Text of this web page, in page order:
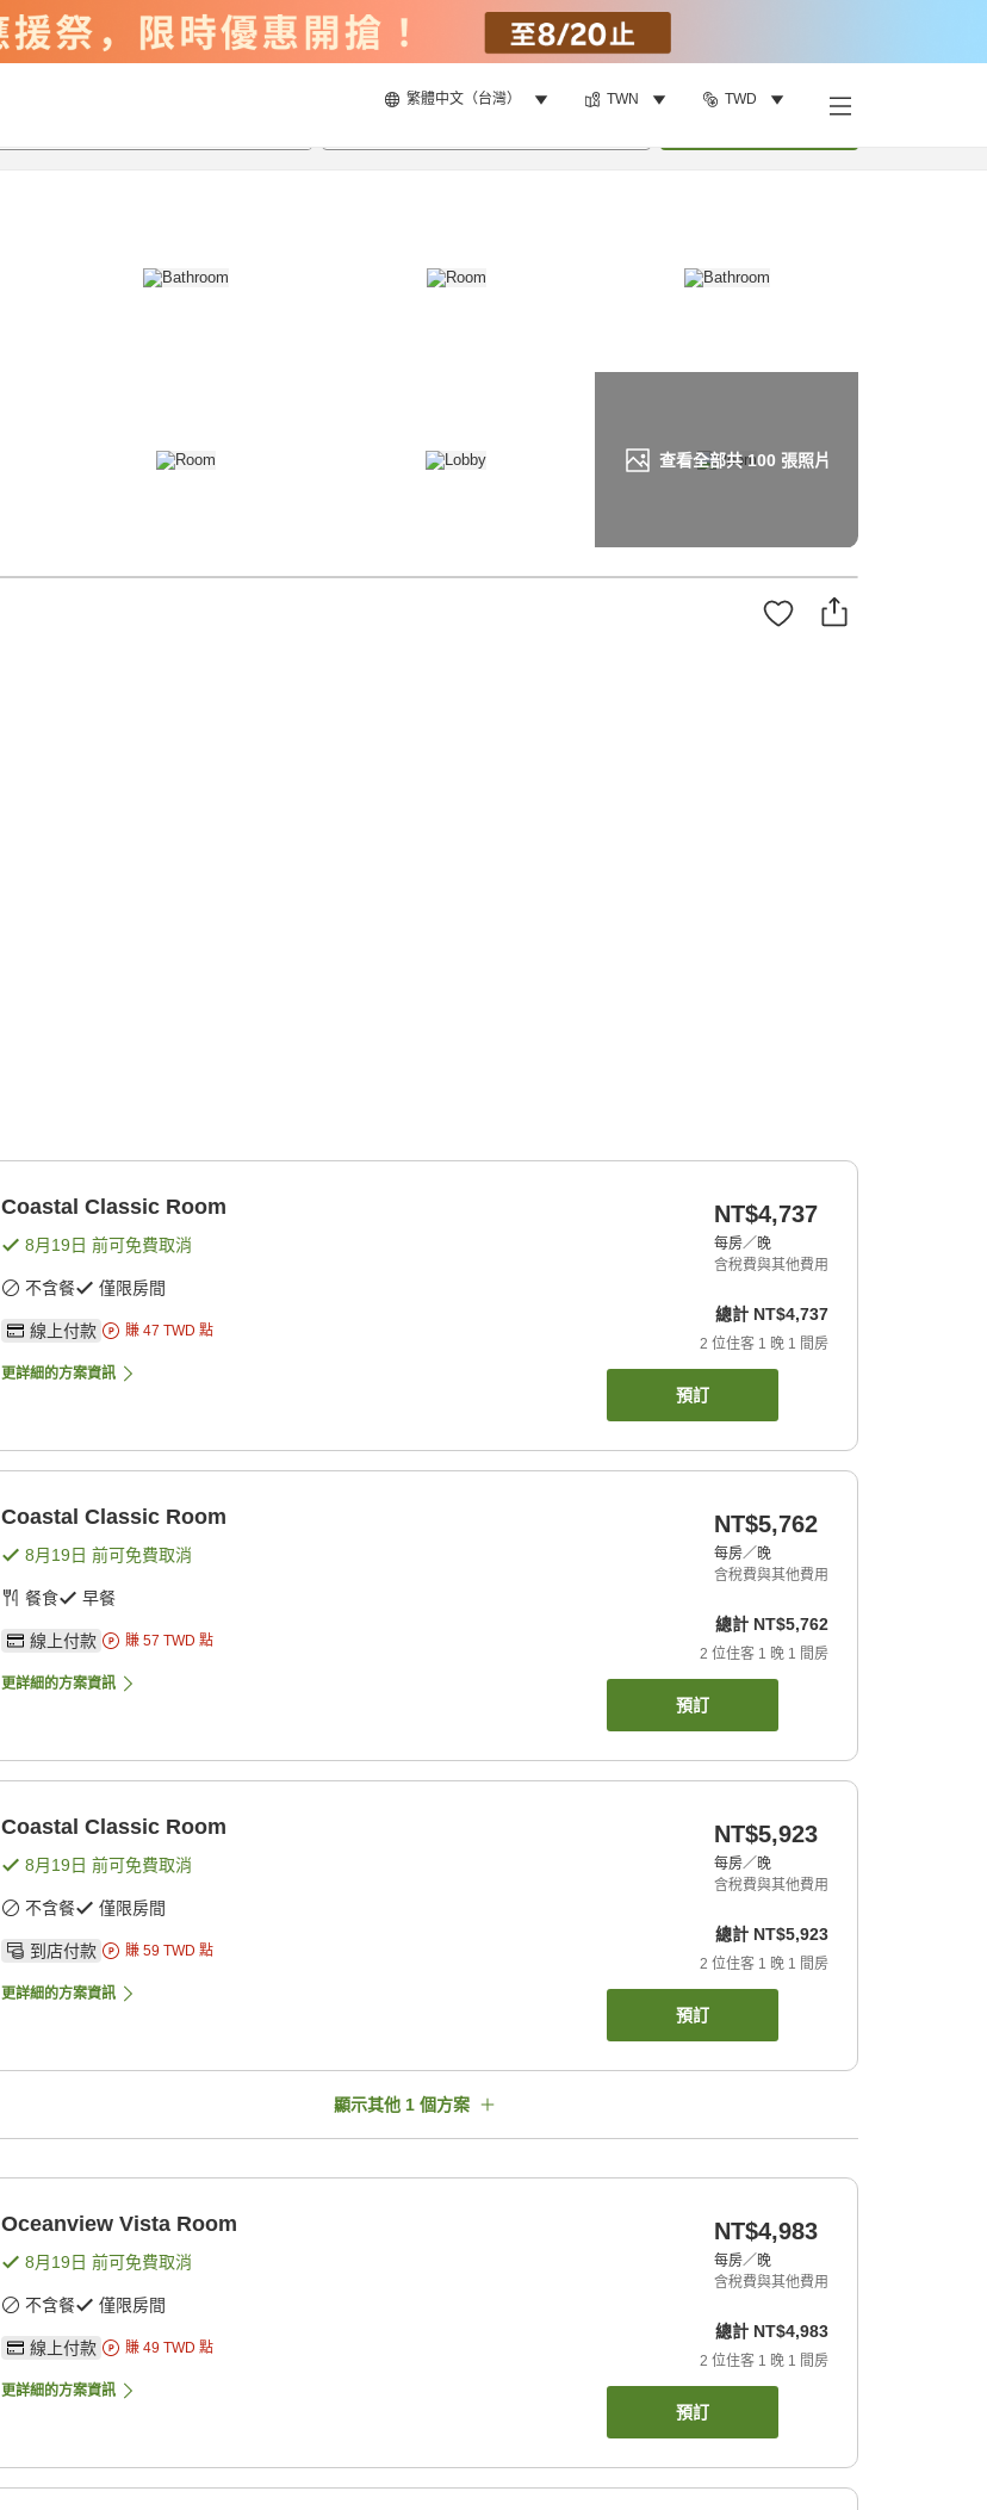
繁體中文（台灣） TWN TWD
查看全部共100張照片
Coastal Classic Room
8月19日 前可免費取消
不含餐 僅限房間
線上付款 賺 47 TWD 點
更詳細的方案資訊
NT$4,737
每房／晚
含稅費與其他費用
總計 NT$4,737
2 位住客 1 晚 1 間房
預訂
Coastal Classic Room
8月19日 前可免費取消
餐食 早餐
線上付款 賺 57 TWD 點
更詳細的方案資訊
NT$5,762
每房／晚
含稅費與其他費用
總計 NT$5,762
2 位住客 1 晚 1 間房
預訂
Coastal Classic Room
8月19日 前可免費取消
不含餐 僅限房間
到店付款 賺 59 TWD 點
更詳細的方案資訊
NT$5,923
每房／晚
含稅費與其他費用
總計 NT$5,923
2 位住客 1 晚 1 間房
預訂
顯示其他 1 個方案
Oceanview Vista Room
8月19日 前可免費取消
不含餐 僅限房間
線上付款 賺 49 TWD 點
更詳細的方案資訊
NT$4,983
每房／晚
含稅費與其他費用
總計 NT$4,983
2 位住客 1 晚 1 間房
預訂